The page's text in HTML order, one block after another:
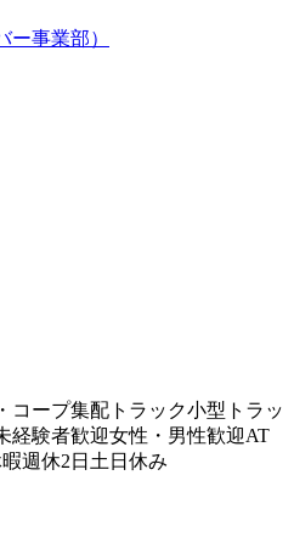
事業部）
コープ集配 トラック小型トラッ
経験者歓迎女性・男性歓迎AT
週休2日 土日休み